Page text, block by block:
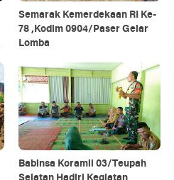
Semarak Kemerdekaan RI Ke-
78 ,Kodim 0904/Paser Gelar
Lomba
Babinsa Koramil 03/Teupah